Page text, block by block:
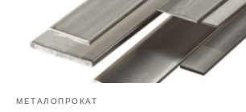
МЕТАЛОПРОКАТ